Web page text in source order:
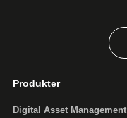
Produkter
Digital Asset Management